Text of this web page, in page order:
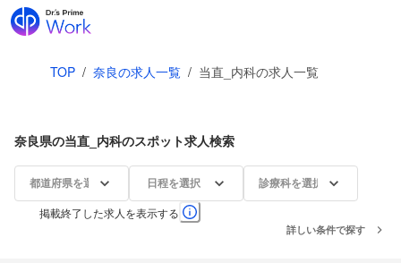
TOP / 奈良の求人一覧 / 当直_内科の求人一覧
奈良県の当直_内科のスポット求人検索
都道府県を選択 日程を選択 診療科を選択
掲載終了した求人を表示する
詳しい条件で探す